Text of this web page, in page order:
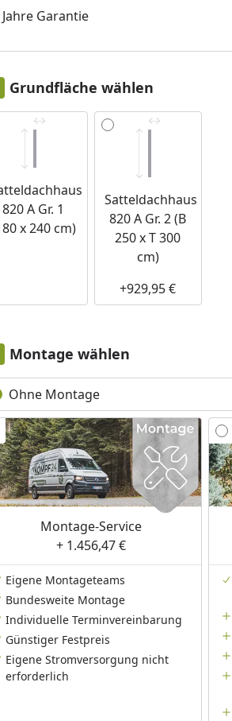
Youtube-VideoYoutube-Video
anzeigen
hinzufügen
Jahre Garantie
Grundfläche wählen
anzeigen (2)
820 A Gr. 1
x 240 cm)
Satteldachhaus
820 A Gr. 2 (B
250 x T 300
cm)
+929,95 €
Montage wählen
Ohne Montage
Montage-Service
+ 1.456,47 €
Eigene Montageteams
Bundesweite Montage
Individuelle Terminvereinbarung
Günstiger Festpreis
Eigene Stromversorgung nicht
erforderlich